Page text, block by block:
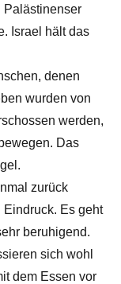
Palästinenser
Israel hält das
denen
wurden von
werden,
Das
zurück
Eindruck. Es geht
beruhigend.
sich wohl
dem Essen vor